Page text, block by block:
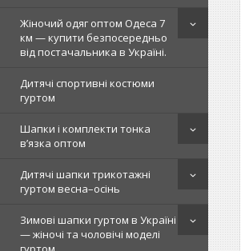
Жіночий одяг оптом Одеса 7
км — купити безпосередньо
від постачальника в Україні.
Дитячі спортивні костюми
гуртом
Шапки і комплекти тонка
в’язка оптом
Дитячі шапки трикотажні
гуртом весна–осінь
Зимові шапки гуртом в Україні
— жіночі та чоловічі моделі